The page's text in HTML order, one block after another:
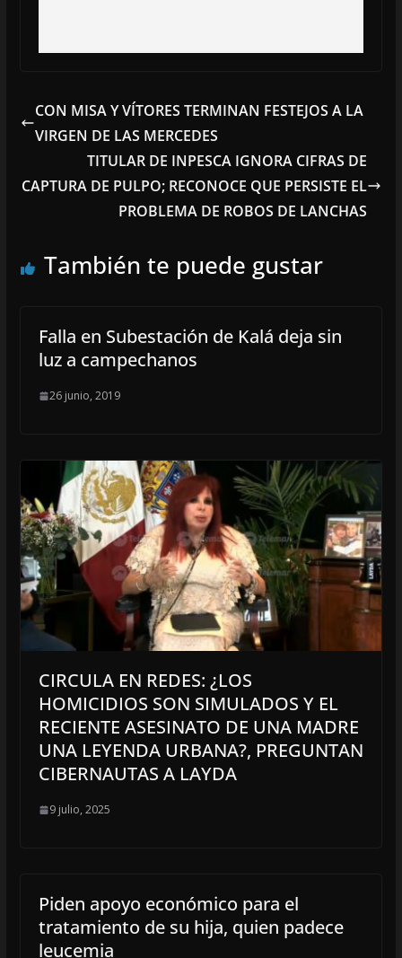
CON MISA Y VÍTORES TERMINAN FESTEJOS A LA
VIRGEN DE LAS MERCEDES
TITULAR DE INPESCA IGNORA CIFRAS DE
CAPTURA DE PULPO; RECONOCE QUE PERSISTE EL
PROBLEMA DE ROBOS DE LANCHAS
También te puede gustar
Falla en Subestación de Kalá deja sin
luz a campechanos
26 junio, 2019
CIRCULA EN REDES: ¿LOS
HOMICIDIOS SON SIMULADOS Y EL
RECIENTE ASESINATO DE UNA MADRE
UNA LEYENDA URBANA?, PREGUNTAN
CIBERNAUTAS A LAYDA
9 julio, 2025
Piden apoyo económico para el
tratamiento de su hija, quien padece
leucemia